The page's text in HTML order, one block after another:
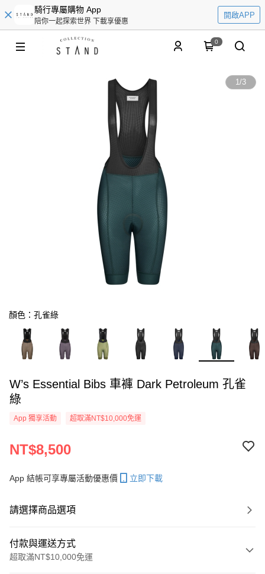
騎行專屬購物 App
陪你一起探索世界 下載享優惠
開啟APP
0
1/3
顏色：孔雀綠
W’s Essential Bibs 車褲 Dark Petroleum 孔雀
綠
App 獨享活動 超取滿NT$10,000免運
NT$8,500
App 結帳可享專屬活動優惠價 立即下載
請選擇商品選項
付款與運送方式
超取滿NT$10,000免運